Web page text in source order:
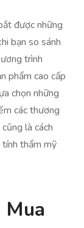
được những
bạn so sánh
trình
phẩm cao cấp
chọn những
các thương
là cách
thẩm mỹ